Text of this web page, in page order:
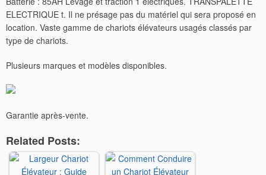
ELECTRIQUE t. Il ne présage pas du matériel qui sera proposé en
location. Vaste gamme de chariots élévateurs usagés classés par
type de chariots.
Plusieurs marques et modèles disponibles.
Garantie après-vente.
Related Posts: